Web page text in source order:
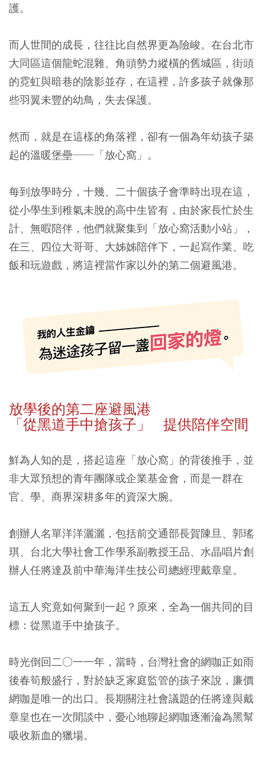
護。
而人世間的成長，往往比自然界更為險峻。在台北市
大同區這個龍蛇混雜、角頭勢力縱橫的舊城區，街頭
的霓虹與暗巷的陰影並存，在這裡，許多孩子就像那
些羽翼未豐的幼鳥，失去保護。
然而，就是在這樣的角落裡，卻有一個為年幼孩子築
起的溫暖堡壘──「放心窩」。
每到放學時分，十幾、二十個孩子會準時出現在這，
從小學生到稚氣未脫的高中生皆有，由於家長忙於生
計、無暇陪伴，他們就聚集到「放心窩活動小站」，
在三、四位大哥哥、大姊姊陪伴下，一起寫作業、吃
飯和玩遊戲，將這裡當作家以外的第二個避風港。
放學後的第二座避風港
「從黑道手中搶孩子」 提供陪伴空間
鮮為人知的是，搭起這座「放心窩」的背後推手，並
非大眾預想的青年團隊或企業基金會，而是一群在
官、學、商界深耕多年的資深大腕。
創辦人名單洋洋灑灑，包括前交通部長賀陳旦、郭瑤
琪、台北大學社會工作學系副教授王品、水晶唱片創
辦人任將達及前中華海洋生技公司總經理戴章皇。
這五人究竟如何聚到一起？原來，全為一個共同的目
標：從黑道手中搶孩子。
時光倒回二○一一年，當時，台灣社會的網咖正如雨
後春筍般盛行，對於缺乏家庭監管的孩子來說，廉價
網咖是唯一的出口。長期關注社會議題的任將達與戴
章皇也在一次閒談中，憂心地聊起網咖逐漸淪為黑幫
吸收新血的獵場。